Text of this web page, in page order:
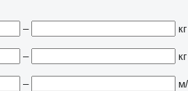
–
кг
–
кг
–
м/